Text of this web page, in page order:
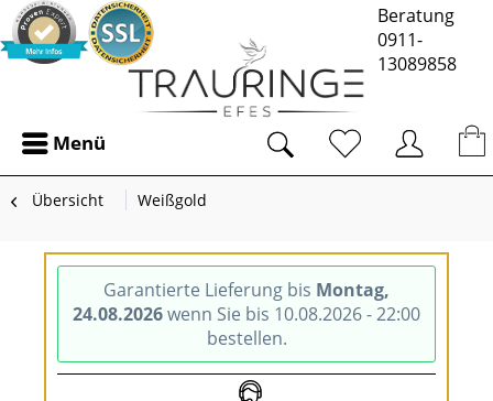
Beratung
0911-
13089858
Menü
Übersicht Weißgold
Garantierte Lieferung bis Montag,
24.08.2026wenn Sie bis 10.08.2026 - 22:00
bestellen.